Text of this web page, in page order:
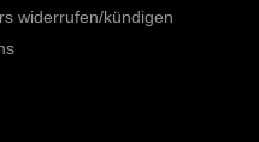
widerrufen/kündigen